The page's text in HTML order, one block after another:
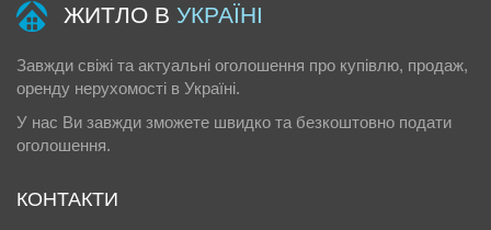
ЖИТЛО В УКРАЇНІ
Завжди свіжі та актуальні оголошення про купівлю, продаж,
оренду нерухомості в Україні.
У нас Ви завжди зможете швидко та безкоштовно подати
оголошення.
КОНТАКТИ